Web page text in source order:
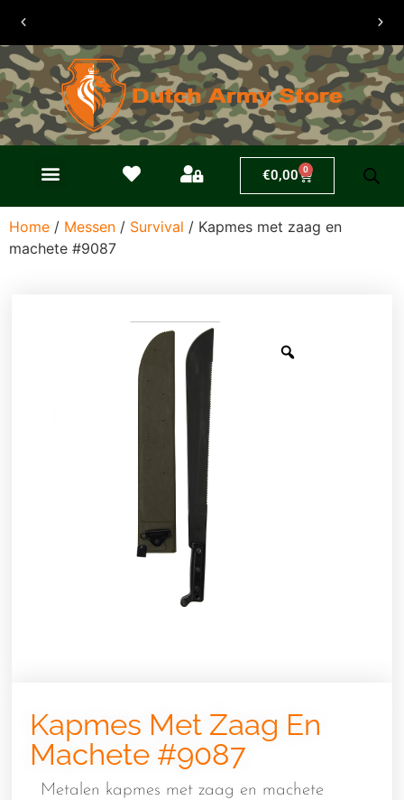
€0,00 0
Home / Messen / Survival / Kapmes met zaag en
machete #9087
Kapmes Met Zaag En
Machete #9087
Metalen kapmes met zaag en machete